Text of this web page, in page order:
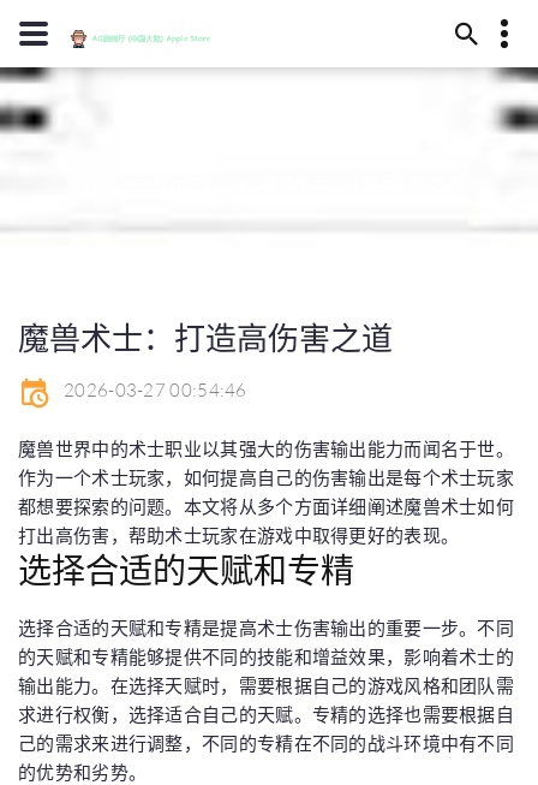
魔兽术士：打造高伤害之道
2026-03-27 00:54:46
魔兽世界中的术士职业以其强大的伤害输出能力而闻名于世。
作为一个术士玩家，如何提高自己的伤害输出是每个术士玩家
都想要探索的问题。本文将从多个方面详细阐述魔兽术士如何
打出高伤害，帮助术士玩家在游戏中取得更好的表现。
选择合适的天赋和专精
选择合适的天赋和专精是提高术士伤害输出的重要一步。不同
的天赋和专精能够提供不同的技能和增益效果，影响着术士的
输出能力。在选择天赋时，需要根据自己的游戏风格和团队需
求进行权衡，选择适合自己的天赋。专精的选择也需要根据自
己的需求来进行调整，不同的专精在不同的战斗环境中有不同
的优势和劣势。